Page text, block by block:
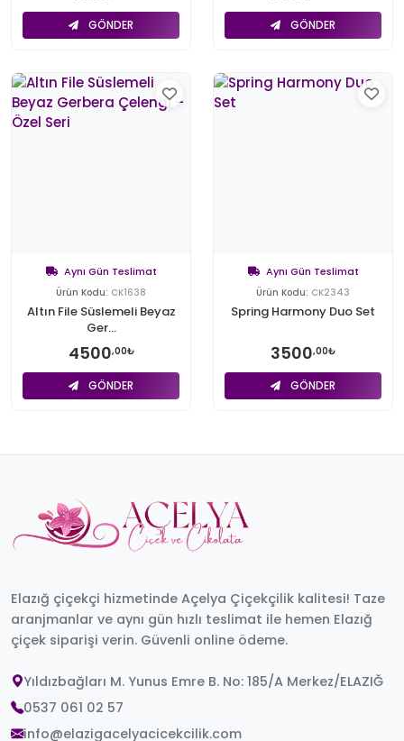
GÖNDER GÖNDER
Aynı Gün Teslimat
Ürün Kodu: CK1638
Altın File Süslemeli Beyaz
Ger...
4500,00₺
GÖNDER
Aynı Gün Teslimat
Ürün Kodu: CK2343
Spring Harmony Duo Set
3500,00₺
GÖNDER
Elazığ çiçekçi hizmetinde Açelya Çiçekçilik kalitesi! Taze
aranjmanlar ve aynı gün hızlı teslimat ile hemen Elazığ
çiçek siparişi verin. Güvenli online ödeme.
Yıldızbağları M. Yunus Emre B. No: 185/A Merkez/ELAZIĞ
0537 061 02 57
info@elazigacelyacicekcilik.com